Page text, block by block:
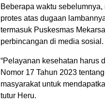
Beberapa waktu
protes atas dugaan
termasuk Puskesmas
perbincangan di media sosial.
“Pelayanan kesehatan harus
Nomor 17 Tahun 2023
masyarakat untuk
tutur Heru.